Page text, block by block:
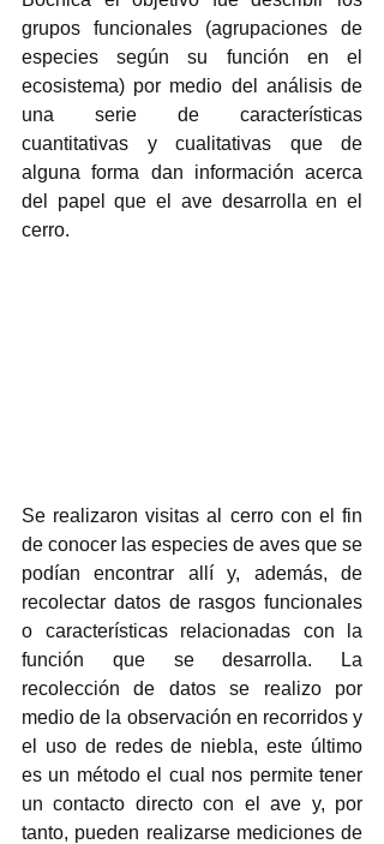
grupos funcionales (agrupaciones de
especies según su función en el
ecosistema) por medio del análisis de
una serie de características
cuantitativas y cualitativas que de
alguna forma dan información acerca
del papel que el ave desarrolla en el
cerro.
Se realizaron visitas al cerro con el fin
de conocer las especies de aves que se
podían encontrar allí y, además, de
recolectar datos de rasgos funcionales
o características relacionadas con la
función que se desarrolla. La
recolección de datos se realizo por
medio de la observación en recorridos y
el uso de redes de niebla, este último
es un método el cual nos permite tener
un contacto directo con el ave y, por
tanto, pueden realizarse mediciones de